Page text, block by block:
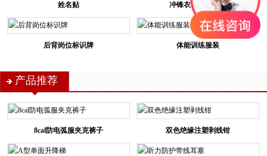
姓名贴 冲锋衣（经济版）
后背岗位标识牌 体能训练服装
产品推荐
8cal防电弧服夹克裤子 双色绝缘注塑剥线钳